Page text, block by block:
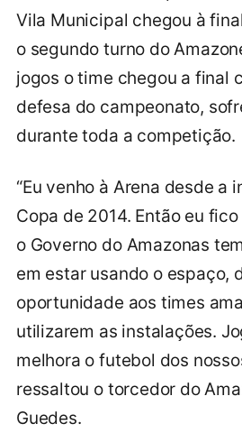
Vila Municipal chegou à
o segundo turno do
jogos o time chegou a final
defesa do campeonato,
durante toda a competição.
“Eu venho à Arena desde a
Copa de 2014. Então eu
o Governo do Amazonas
em estar usando o espaço,
oportunidade aos times
utilizarem as instalações.
melhora o futebol dos
ressaltou o torcedor do
Guedes.